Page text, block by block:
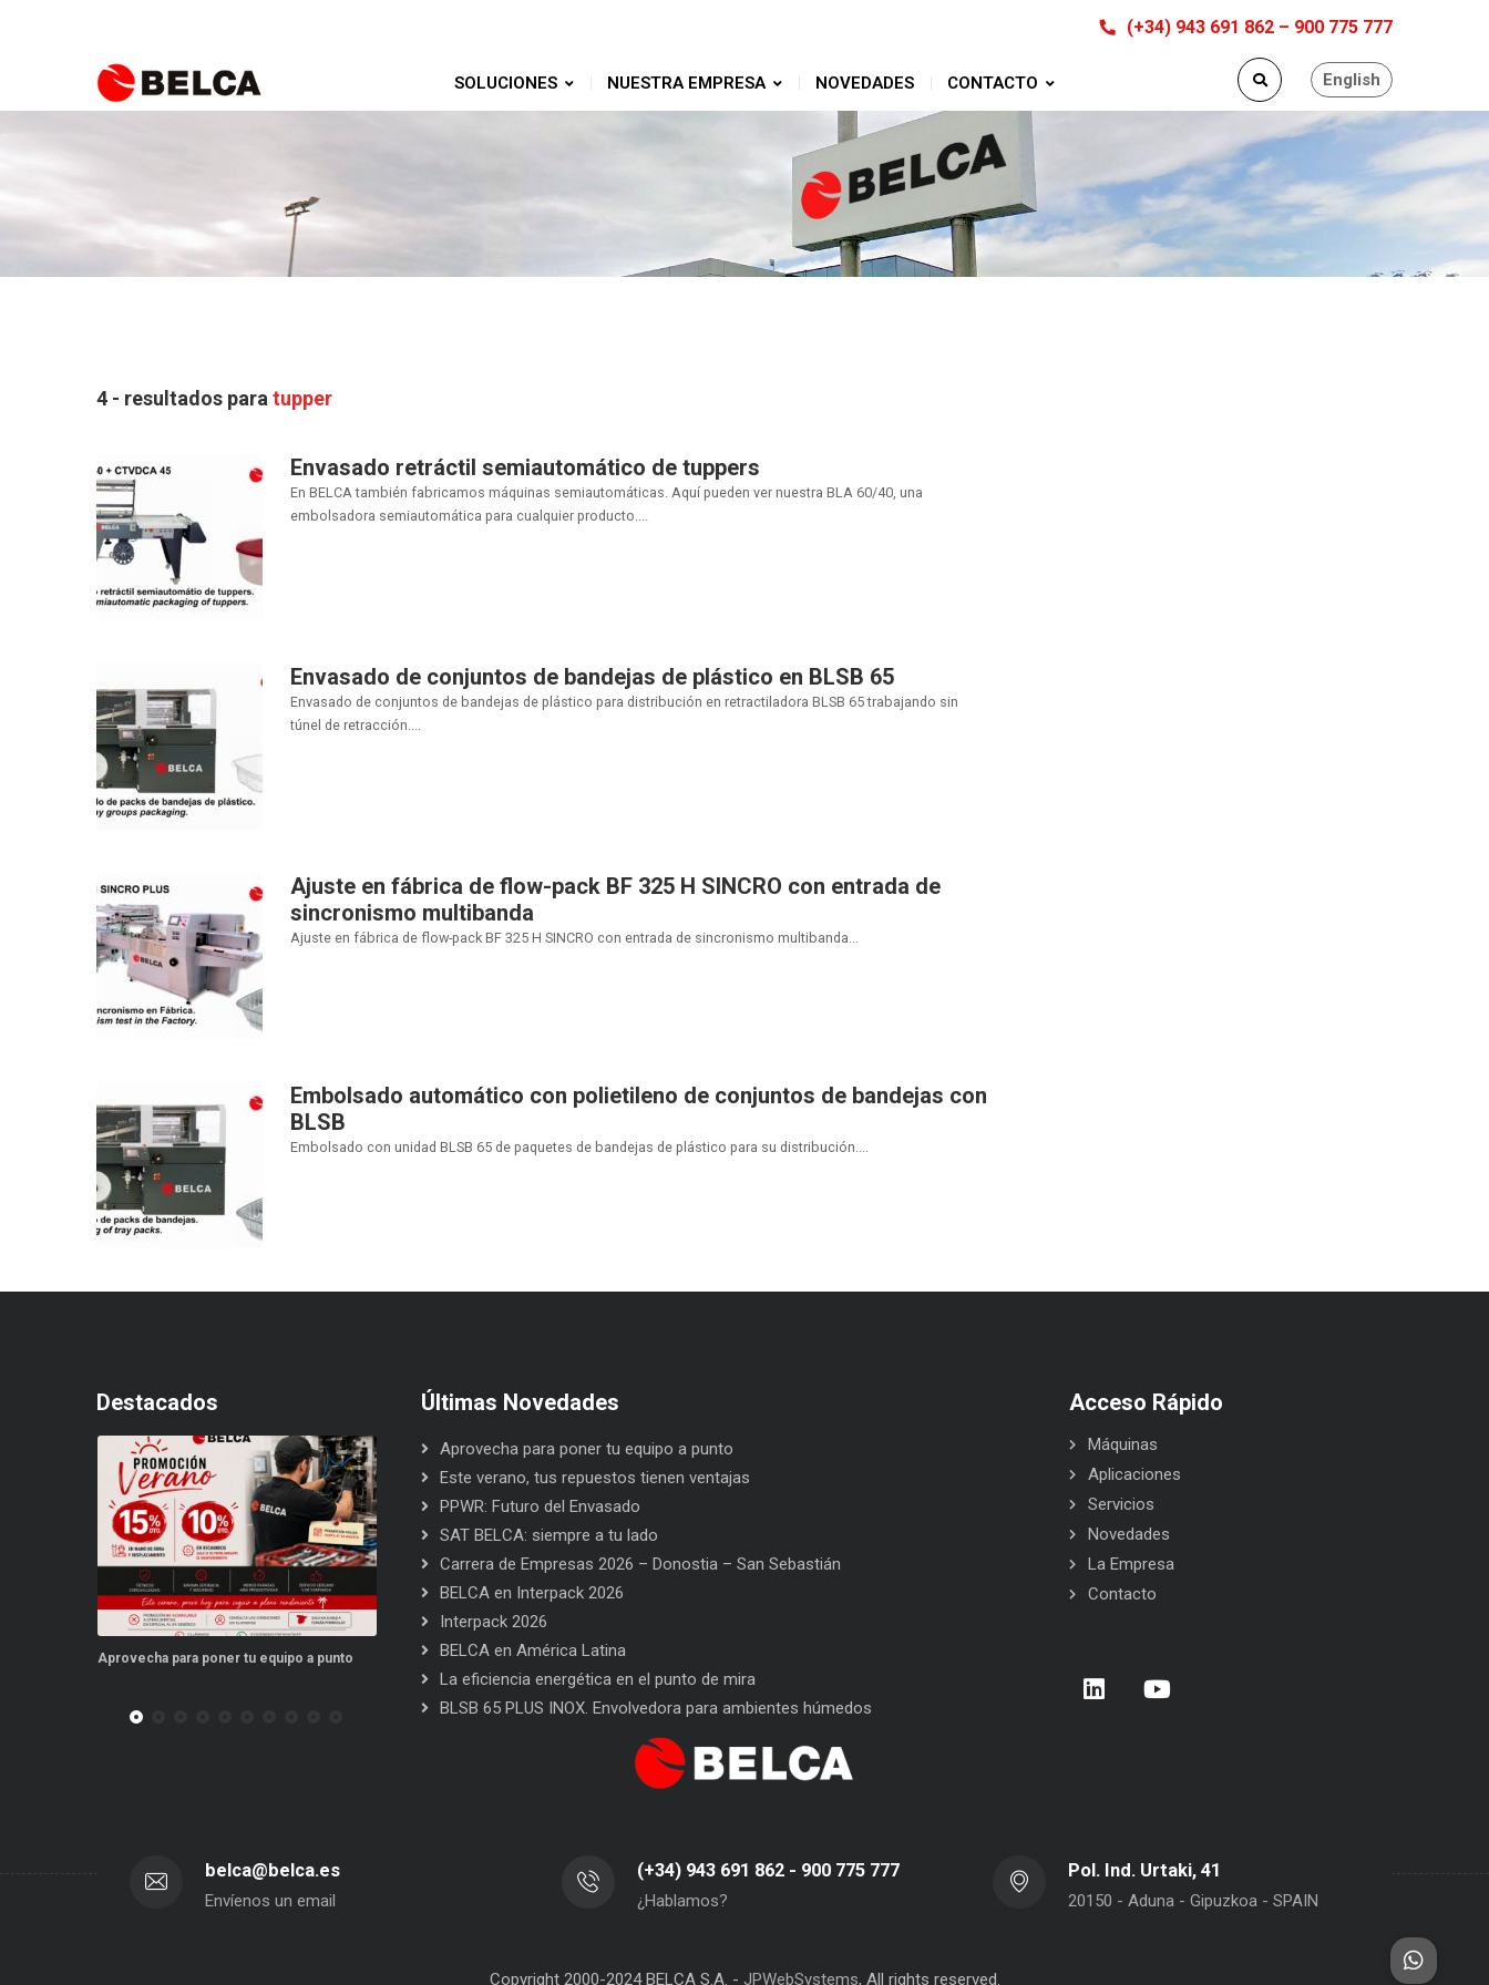
(+34) 943 691 862 – 900 775 777
English
SOLUCIONES NUESTRA EMPRESA NOVEDADES CONTACTO
4 - resultados para tupper
Envasado retráctil semiautomático de tuppers
En BELCA también fabricamos máquinas semiautomáticas. Aquí pueden ver nuestra BLA 60/40, una
embolsadora semiautomática para cualquier producto....
Envasado de conjuntos de bandejas de plástico en BLSB 65
Envasado de conjuntos de bandejas de plástico para distribución en retractiladora BLSB 65 trabajando sin
túnel de retracción....
Ajuste en fábrica de flow-pack BF 325 H SINCRO con entrada de
sincronismo multibanda
Ajuste en fábrica de flow-pack BF 325 H SINCRO con entrada de sincronismo multibanda...
Embolsado automático con polietileno de conjuntos de bandejas con
BLSB
Embolsado con unidad BLSB 65 de paquetes de bandejas de plástico para su distribución....
Destacados
poner tu equipo a punto Este verano, tus repuestos tienen ventajas PPWR: Futuro del Envasado
San Sebastián
Últimas Novedades
Aprovecha para poner tu equipo a punto
Este verano, tus repuestos tienen ventajas
PPWR: Futuro del Envasado
SAT BELCA: siempre a tu lado
Carrera de Empresas 2026 – Donostia – San Sebastián
BELCA en Interpack 2026
Interpack 2026
BELCA en América Latina
La eficiencia energética en el punto de mira
BLSB 65 PLUS INOX. Envolvedora para ambientes húmedos
Acceso Rápido
Máquinas
Aplicaciones
Servicios
Novedades
La Empresa
Contacto
belca@belca.es
Envíenos un email
(+34) 943 691 862 - 900 775 777
¿Hablamos?
Pol. Ind. Urtaki, 41
20150 - Aduna - Gipuzkoa - SPAIN
Copyright 2000-2024 BELCA S.A. - JPWebSystems, All rights reserved.